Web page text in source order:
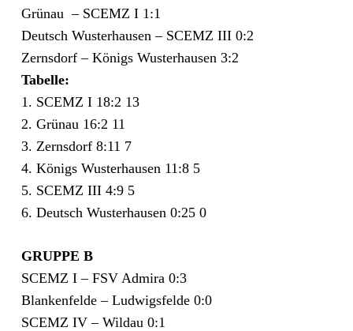
Grünau – SCEMZ I 1:1
Deutsch Wusterhausen – SCEMZ III 0:2
Zernsdorf – Königs Wusterhausen 3:2
Tabelle:
1. SCEMZ I 18:2 13
2. Grünau 16:2 11
3. Zernsdorf 8:11 7
4. Königs Wusterhausen 11:8 5
5. SCEMZ III 4:9 5
6. Deutsch Wusterhausen 0:25 0
GRUPPE B
SCEMZ I – FSV Admira 0:3
Blankenfelde – Ludwigsfelde 0:0
SCEMZ IV – Wildau 0:1